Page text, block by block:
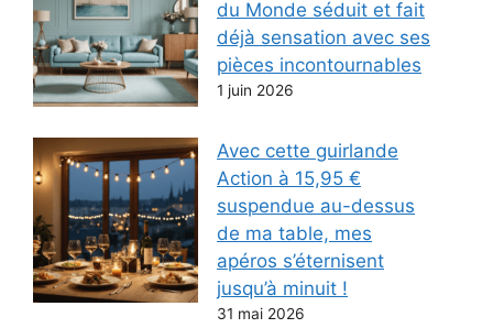
du Monde séduit et fait
déjà sensation avec ses
pièces incontournables
1 juin 2026
Avec cette guirlande
Action à 15,95 €
suspendue au-dessus
de ma table, mes
apéros s’éternisent
jusqu’à minuit !
31 mai 2026